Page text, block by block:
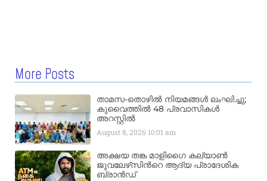
More Posts
താമസ-തൊഴിൽ നിയമങ്ങൾ ലംഘിച്ചു;
കുവൈത്തിൽ 48 പ്രവാസികൾ
അറസ്റ്റിൽ
August 8, 2026 10:01 am
അക്ഷയ തങ്ക മാളിഗൈ കല്യാണ്‍
ജുവലേഴ്‌സിന്‍റെ ആദ്യ പ്രാദേശിക
ബ്രാന്‍ഡ്